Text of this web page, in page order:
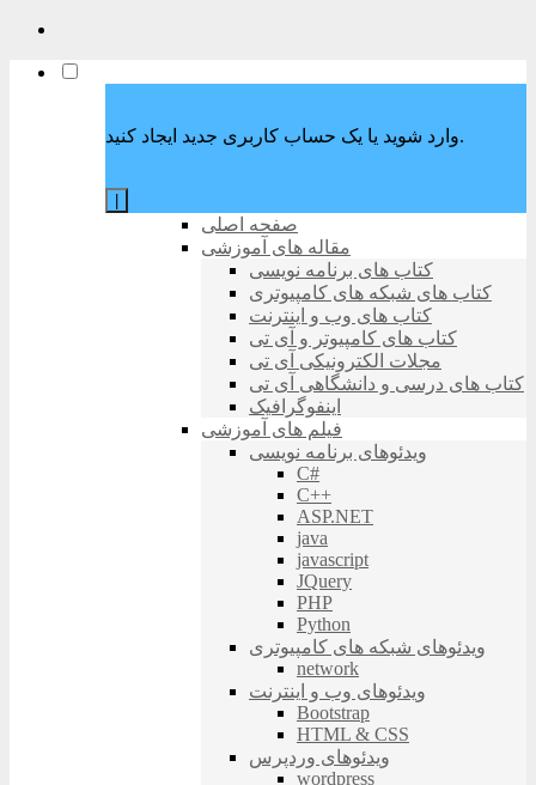
وارد شوید یا یک حساب کاربری جدید ایجاد کنید.
صفحه اصلی
مقاله های آموزشی
کتاب های برنامه نویسی
کتاب های شبکه های کامپیوتری
کتاب های وب و اینترنت
کتاب های کامپیوتر و آی تی
مجلات الکترونیکی آی تی
کتاب های درسی و دانشگاهی آی تی
اینفوگرافیک
فیلم های آموزشی
ویدئوهای برنامه نویسی
C#
C++
ASP.NET
java
javascript
JQuery
PHP
Python
ویدئوهای شبکه های کامپیوتری
network
ویدئوهای وب و اینترنت
Bootstrap
HTML & CSS
ویدئوهای وردپرس
wordpress